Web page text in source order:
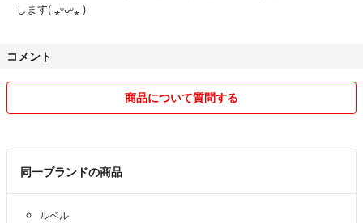
します( ⁎ᵕᴗᵕ⁎ )
コメント
商品について質問する
同一ブランドの商品
ルベル